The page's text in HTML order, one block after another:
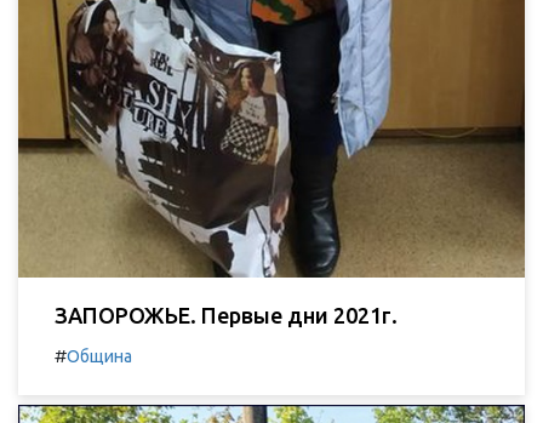
ЗАПОРОЖЬЕ. Первые дни 2021г.
#Община